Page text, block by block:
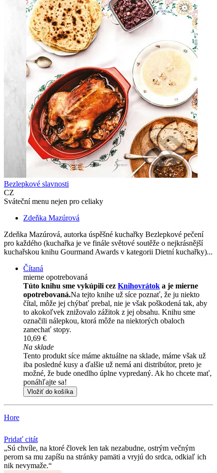
Bezlepkové slavnosti
CZ
Sváteční menu nejen pro celiaky
Zdeňka Mazúrová
Zdeňka Mazúrová, autorka úspěšné kuchařky Bezlepkové pečení
pro každého (kuchařka je ve finále světové soutěže o nejkrásnější
kuchařskou knihu Gourmand Awards v kategorii Dietní kuchařky)...
Čítaná
mierne opotrebovaná
Túto knihu sme vykúpili cez Knihovrátok a je mierne
opotrebovaná.Na tejto knihe už síce poznať, že ju niekto
čítal, môže jej chýbať prebal, nie je však poškodená tak, aby
to akokoľvek znižovalo zážitok z jej obsahu. Knihu sme
označili nálepkou, ktorá môže na niektorých obaloch
zanechať stopy.
10,69 €
Na sklade
Tento produkt síce máme aktuálne na sklade, máme však už
iba posledné kusy a ďalšie už nemá ani distribútor, preto je
možné, že bude onedlho úplne vypredaný. Ak ho chcete mať,
ponáhľajte sa!
Vložiť do košíka
Hore
Pridať citát
Sú chvíle, na ktoré človek len tak nezabudne, ostrým večným
perom sa mu zapíšu na stránky pamäti a vryjú do srdca, odkiaľ ich
nik nevymaže.